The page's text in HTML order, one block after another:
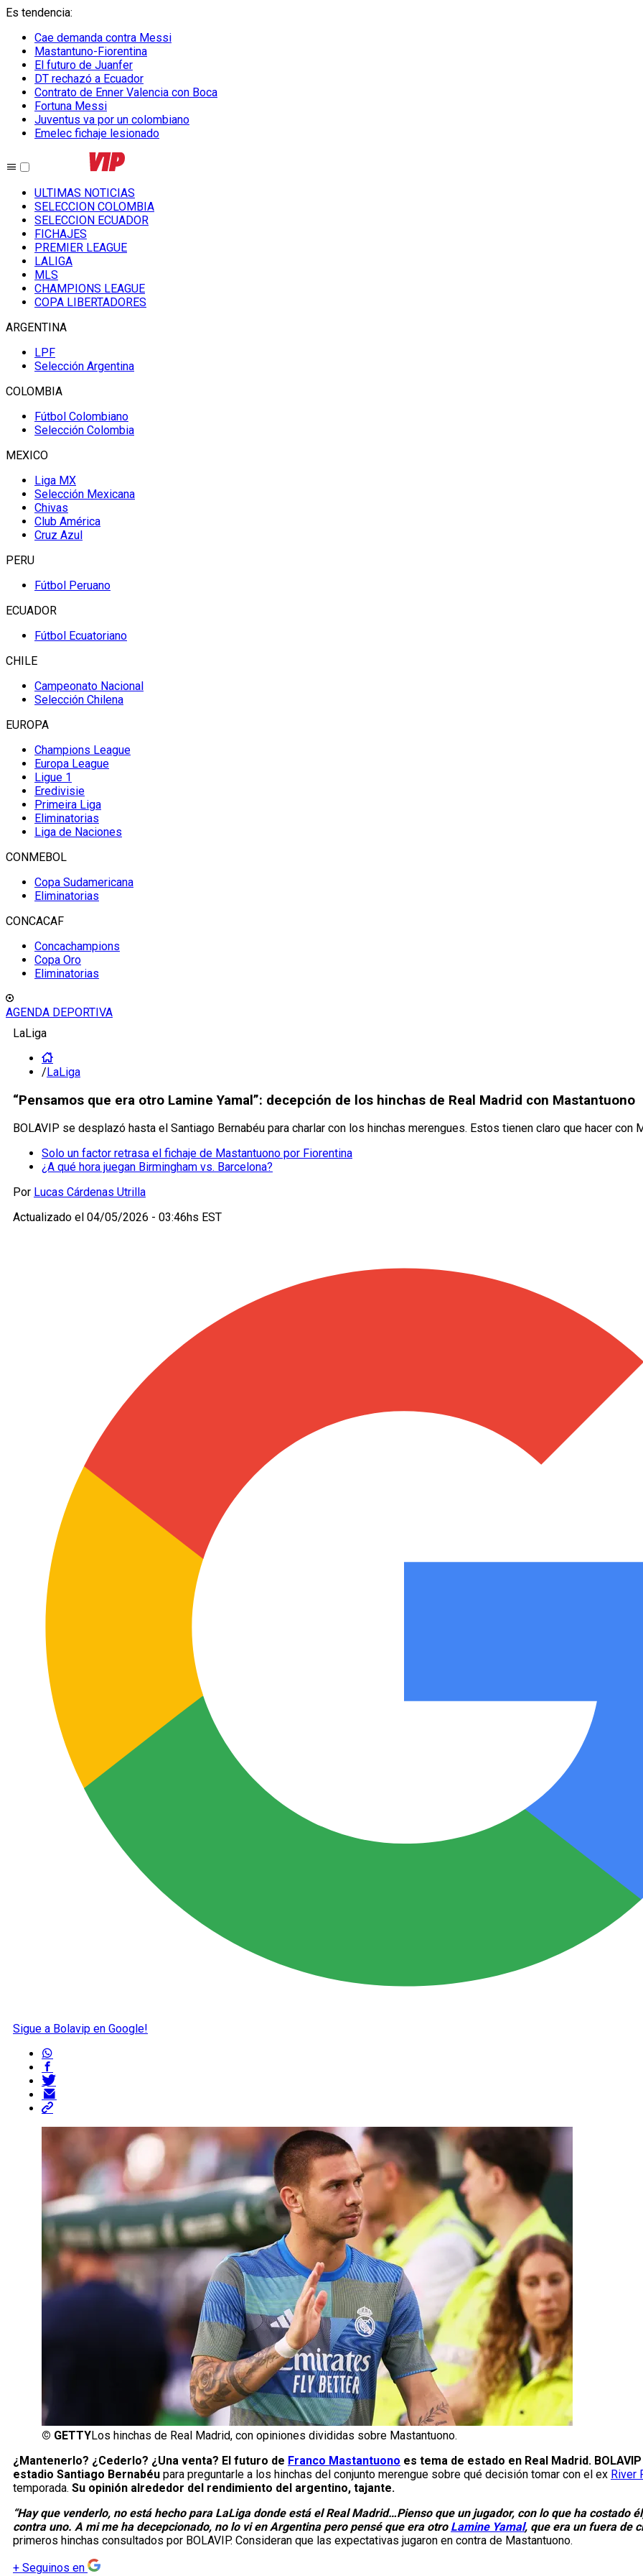
Es tendencia:
Cae demanda contra Messi
Mastantuno-Fiorentina
El futuro de Juanfer
DT rechazó a Ecuador
Contrato de Enner Valencia con Boca
Fortuna Messi
Juventus va por un colombiano
Emelec fichaje lesionado
ULTIMAS NOTICIAS
SELECCION COLOMBIA
SELECCION ECUADOR
FICHAJES
PREMIER LEAGUE
LALIGA
MLS
CHAMPIONS LEAGUE
COPA LIBERTADORES
ARGENTINA
LPF
Selección Argentina
COLOMBIA
Fútbol Colombiano
Selección Colombia
MEXICO
Liga MX
Selección Mexicana
Chivas
Club América
Cruz Azul
PERU
Fútbol Peruano
ECUADOR
Fútbol Ecuatoriano
CHILE
Campeonato Nacional
Selección Chilena
EUROPA
Champions League
Europa League
Ligue 1
Eredivisie
Primeira Liga
Eliminatorias
Liga de Naciones
CONMEBOL
Copa Sudamericana
Eliminatorias
CONCACAF
Concachampions
Copa Oro
Eliminatorias
AGENDA DEPORTIVA
LaLiga
/LaLiga
“Pensamos que era otro Lamine Yamal”: decepción de los hinchas de Real Madrid con Mastantuono
BOLAVIP se desplazó hasta el Santiago Bernabéu para charlar con los hinchas merengues. Estos tienen claro que hacer con
Solo un factor retrasa el fichaje de Mastantuono por Fiorentina
¿A qué hora juegan Birmingham vs. Barcelona?
Por Lucas Cárdenas Utrilla
Actualizado el 04/05/2026 - 03:46hs EST
Sigue a Bolavip en Google!
© GETTYLos hinchas de Real Madrid, con opiniones divididas sobre Mastantuono.
¿Mantenerlo? ¿Cederlo? ¿Una venta? El futuro de Franco Mastantuono es tema de estado en Real Madrid.
estadio Santiago Bernabéu para preguntarle a los hinchas del conjunto merengue sobre qué decisión tomar con el ex River
temporada. Su opinión alrededor del rendimiento del argentino, tajante.
“Hay que venderlo, no está hecho para LaLiga donde está el Real Madrid…Pienso que un jugador, con lo que ha costado
contra uno. A mi me ha decepcionado, no lo vi en Argentina pero pensé que era otro Lamine Yamal, que era un fuera de
primeros hinchas consultados por BOLAVIP. Consideran que las expectativas jugaron en contra de Mastantuono.
+ Seguinos en